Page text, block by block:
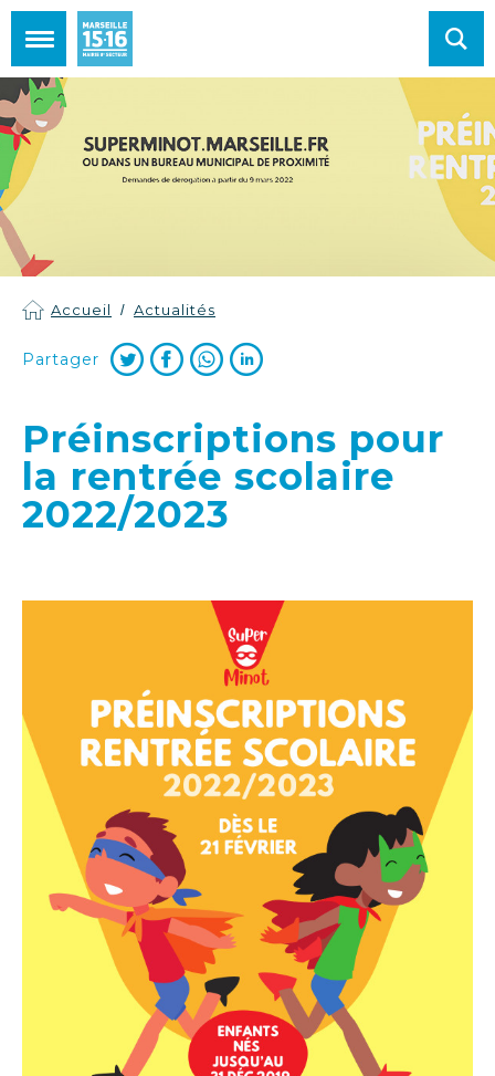
Accueil Actualités
Partager
Préinscriptions pour
la rentrée scolaire
2022/2023